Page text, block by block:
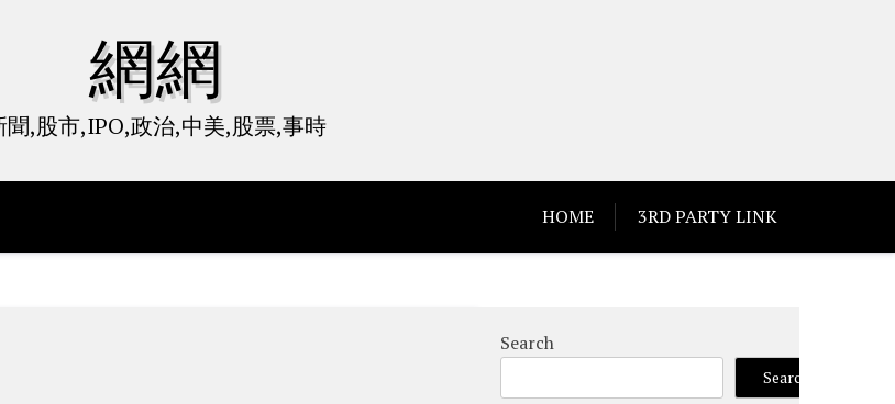
網網
聞,股市,IPO,政治,中美,股票,事時
HOME 3RD PARTY LINK
Search
Search